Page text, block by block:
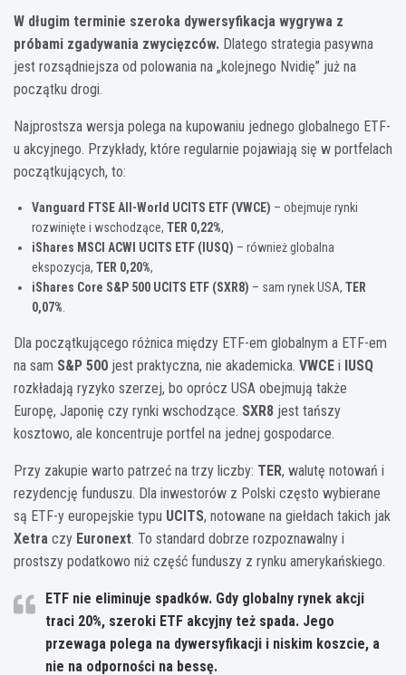
W długim terminie szeroka dywersyfikacja wygrywa z
próbami zgadywania zwycięzców. Dlatego strategia pasywna
jest rozsądniejsza od polowania na „kolejnego Nvidię” już na
początku drogi.
Najprostsza wersja polega na kupowaniu jednego globalnego ETF-
u akcyjnego. Przykłady, które regularnie pojawiają się w portfelach
początkujących, to:
Vanguard FTSE All-World UCITS ETF (VWCE) – obejmuje rynki
rozwinięte i wschodzące, TER 0,22%,
iShares MSCI ACWI UCITS ETF (IUSQ) – również globalna
ekspozycja, TER 0,20%,
iShares Core S&P 500 UCITS ETF (SXR8) – sam rynek USA, TER
0,07%
Dla początkującego różnica między ETF-em globalnym a ETF-em
na sam S&P 500 jest praktyczna, nie akademicka. VWCE i IUSQ
rozkładają ryzyko szerzej, bo oprócz USA obejmują także
Europę, Japonię czy rynki wschodzące. SXR8 jest tańszy
kosztowo, ale koncentruje portfel na jednej gospodarce.
Przy zakupie warto patrzeć na trzy liczby: TER, walutę notowań i
rezydencję funduszu. Dla inwestorów z Polski często wybierane
są ETF-y europejskie typu UCITS, notowane na giełdach takich jak
Xetra czy Euronext. To standard dobrze rozpoznawalny i
prostszy podatkowo niż część funduszy z rynku amerykańskiego.
ETF nie eliminuje spadków. Gdy globalny rynek akcji
traci 20%, szeroki ETF akcyjny też spada. Jego
przewaga polega na dywersyfikacji i niskim koszcie, a
nie na odporności na bessę.